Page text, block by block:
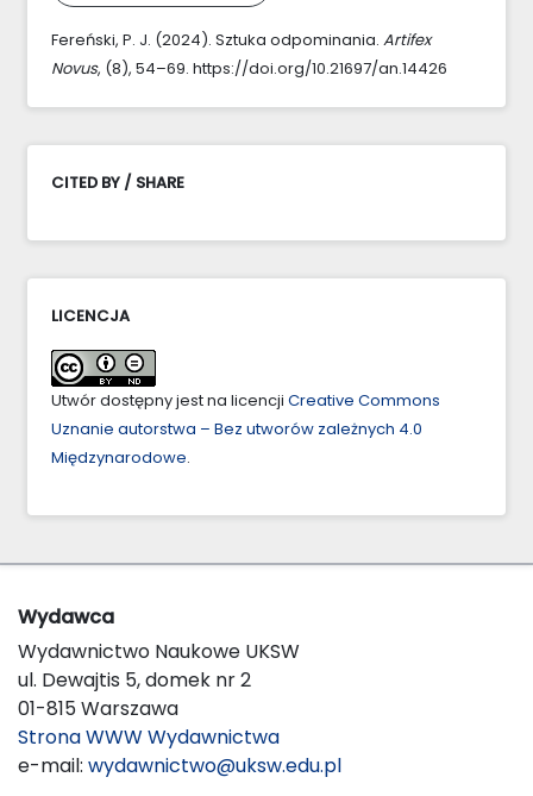
Fereński, P. J. (2024). Sztuka odpominania. Artifex
Novus, (8), 54–69. https://doi.org/10.21697/an.14426
CITED BY / SHARE
LICENCJA
Utwór dostępny jest na licencji Creative Commons
Uznanie autorstwa – Bez utworów zależnych 4.0
Międzynarodowe.
Wydawca
Wydawnictwo Naukowe UKSW
ul. Dewajtis 5, domek nr 2
01-815 Warszawa
Strona WWW Wydawnictwa
e-mail: wydawnictwo@uksw.edu.pl